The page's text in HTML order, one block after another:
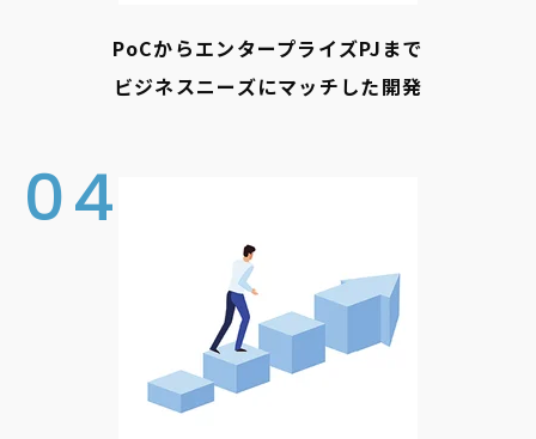
PoCからエンタープライズPJまで
ビジネスニーズにマッチした開発
04